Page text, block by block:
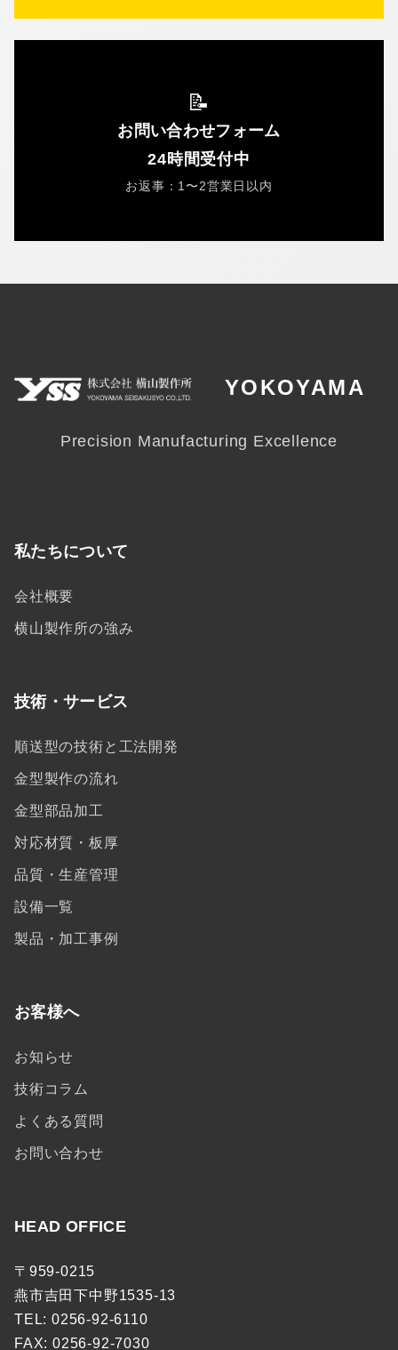
📝
お問い合わせフォーム
24時間受付中
お返事：1〜2営業日以内
YOKOYAMA
Precision Manufacturing Excellence
私たちについて
会社概要
横山製作所の強み
技術・サービス
順送型の技術と工法開発
金型製作の流れ
金型部品加工
対応材質・板厚
品質・生産管理
設備一覧
製品・加工事例
お客様へ
お知らせ
技術コラム
よくある質問
お問い合わせ
HEAD OFFICE
〒959-0215
燕市吉田下中野1535-13
TEL: 0256-92-6110
FAX: 0256-92-7030